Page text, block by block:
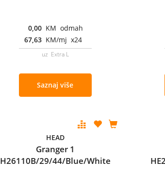
0,00 KM odmah
67,63 KM/mj x24
uz Extra L
Saznaj više
HEAD
Granger 1
H26110B/29/44/Blue/White